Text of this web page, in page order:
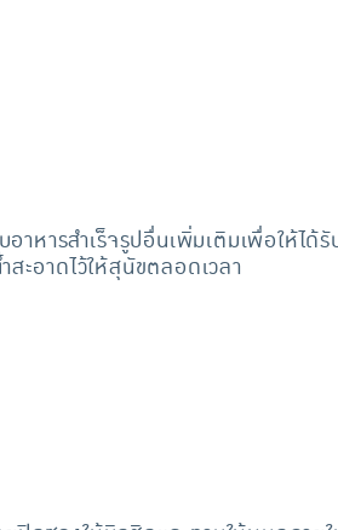
าหารสำเร็จรูปอื่นเพิ่มเติมเพื่อให้ไ
ะอาดไว้ให้สุนัขตลอดเวลา